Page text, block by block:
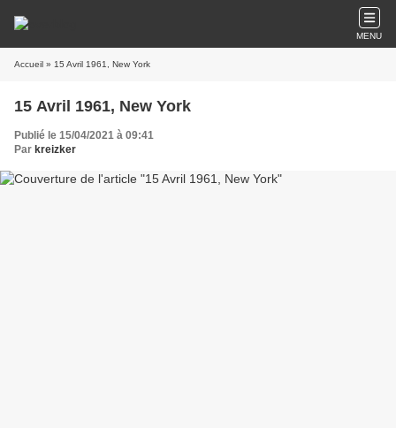
MENU
Accueil » 15 Avril 1961, New York
15 Avril 1961, New York
Publié le 15/04/2021 à 09:41
Par kreizker